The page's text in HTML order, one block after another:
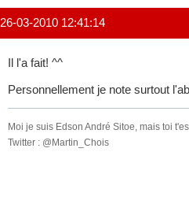
26-03-2010 12:41:14
Il l'a fait! ^^
Personnellement je note surtout
Moi je suis Edson André Sitoe, mais toi
Twitter : @Martin_Chois